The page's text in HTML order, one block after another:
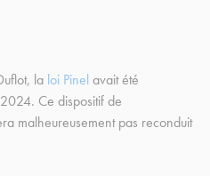
la loi Pinelavait été
Ce dispositif de
malheureusement pas reconduit